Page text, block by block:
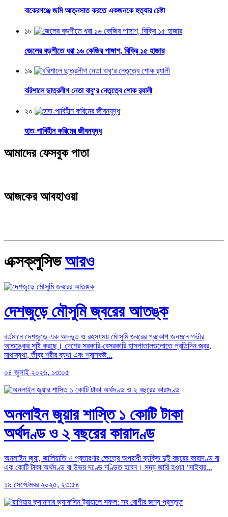
বাকেরগঞ্জে জমি আত্নসাত করতে একজনকে হত্যার চেষ্টা
১৮
জেলের বড়শীতে ধরা ১৬ কেজির পাঙ্গাশ, বিক্রি ১৫ হাজার
১৯
বরিশালে ছাত্রলীগ নেতা বাবু‘র নেতৃত্বে শোক র‌্যালী
২০
হাত-পাবিহীন করিমের জীবনযুদ্ধ
আমাদের ফেসবুক পাতা
আজকের আবহাওয়া
এক্সক্লুসিভআরও
দেশজুড়ে মৌসুমি জ্বরের আতঙ্ক
বর্তমানে দেশজুড়ে এক অদ্ভুত ও রহস্যময় মৌসুমি জ্বরের প্রকোপ জনমনে গভীর
আতঙ্কের সৃষ্টি করছে। দেশের সরকারি-বেসরকারি হাসপাতালগুলোতে প্রতিদিন জ্বর,
মাথাব্যথা, তীব্র শরীর ব্যথা এবং শ্বাসকষ্ট...
০৪ জুলাই ২০২৬, ১৩:০৫
অনলাইন জুয়ার শাস্তি ১ কোটি টাকা
অর্থদণ্ড ও ২ বছরের কারাদণ্ড
অনলাইন জুয়া, জালিয়াতি ও প্রতারণার ক্ষেত্রে অপরাধী ব্যক্তি দুই বছরের কারাদণ্ড বা
এক কোটি টাকা অর্থদণ্ড বা উভয় দণ্ডে দণ্ডিত হবেন। সদ্য জারি হওয়া ‘সাইবার...
১৯ সেপ্টেম্বর ২০২৫, ২৩:৫৪